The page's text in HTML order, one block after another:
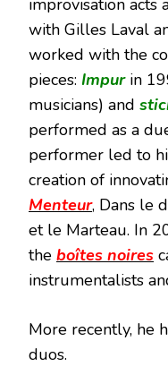
improvisation acts
with Gilles Laval
worked with the
pieces: Impurin
musicians) and
performed as a
performer led to
creation of
Menteur, Dans le
et le Marteau. In
the boîtes noires
instrumentalists
More recently, he
duos.